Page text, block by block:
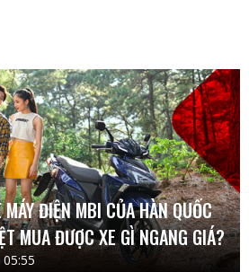
MÁY ĐIỆN MBI CỦA HÀN QUỐC
MUA ĐƯỢC XE GÌ NGANG GIÁ?